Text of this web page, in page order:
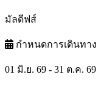
มัลดีฟส์
กำหนดการเดินทาง
01 มิ.ย. 69 - 31 ต.ค. 69